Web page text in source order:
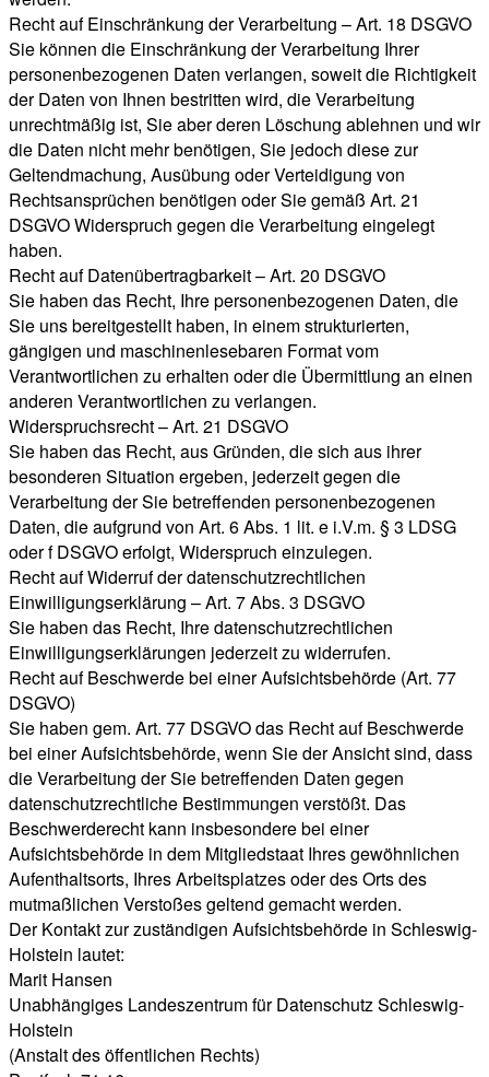
Recht auf Einschränkung der Verarbeitung – Art. 18 DSGVO
Sie können die Einschränkung der Verarbeitung Ihrer
personenbezogenen Daten verlangen, soweit die Richtigkeit
der Daten von Ihnen bestritten wird, die Verarbeitung
unrechtmäßig ist, Sie aber deren Löschung ablehnen und wir
die Daten nicht mehr benötigen, Sie jedoch diese zur
Geltendmachung, Ausübung oder Verteidigung von
Rechtsansprüchen benötigen oder Sie gemäß Art. 21
DSGVO Widerspruch gegen die Verarbeitung eingelegt
haben.
Recht auf Datenübertragbarkeit – Art. 20 DSGVO
Sie haben das Recht, Ihre personenbezogenen Daten, die
Sie uns bereitgestellt haben, in einem strukturierten,
gängigen und maschinenlesebaren Format vom
Verantwortlichen zu erhalten oder die Übermittlung an einen
anderen Verantwortlichen zu verlangen.
Widerspruchsrecht – Art. 21 DSGVO
Sie haben das Recht, aus Gründen, die sich aus ihrer
besonderen Situation ergeben, jederzeit gegen die
Verarbeitung der Sie betreffenden personenbezogenen
Daten, die aufgrund von Art. 6 Abs. 1 lit. e i.V.m. § 3 LDSG
oder f DSGVO erfolgt, Widerspruch einzulegen.
Recht auf Widerruf der datenschutzrechtlichen
Einwilligungserklärung – Art. 7 Abs. 3 DSGVO
Sie haben das Recht, Ihre datenschutzrechtlichen
Einwilligungserklärungen jederzeit zu widerrufen.
Recht auf Beschwerde bei einer Aufsichtsbehörde (Art. 77
DSGVO)
Sie haben gem. Art. 77 DSGVO das Recht auf Beschwerde
bei einer Aufsichtsbehörde, wenn Sie der Ansicht sind, dass
die Verarbeitung der Sie betreffenden Daten gegen
datenschutzrechtliche Bestimmungen verstößt. Das
Beschwerderecht kann insbesondere bei einer
Aufsichtsbehörde in dem Mitgliedstaat Ihres gewöhnlichen
Aufenthaltsorts, Ihres Arbeitsplatzes oder des Orts des
mutmaßlichen Verstoßes geltend gemacht werden.
Der Kontakt zur zuständigen Aufsichtsbehörde in Schleswig-
Holstein lautet:
Marit Hansen
Unabhängiges Landeszentrum für Datenschutz Schleswig-
Holstein
(Anstalt des öffentlichen Rechts)